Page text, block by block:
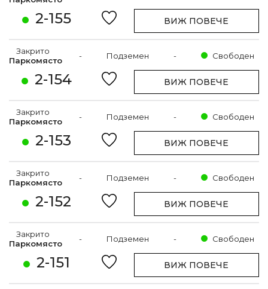
2-155 ВИЖ ПОВЕЧЕ
2-154
Закрито
Паркомясто
- Подземен - Свободен
ВИЖ ПОВЕЧЕ
2-153
Закрито
Паркомясто
- Подземен - Свободен
ВИЖ ПОВЕЧЕ
2-152
Закрито
Паркомясто
- Подземен - Свободен
ВИЖ ПОВЕЧЕ
2-151
Закрито
Паркомясто
- Подземен - Свободен
ВИЖ ПОВЕЧЕ